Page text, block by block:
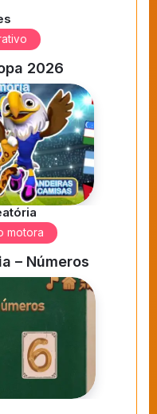
2026
motora
– Números